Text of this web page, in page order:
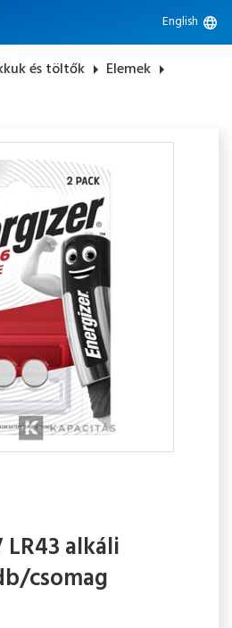
English language
és töltők arrow_right Elemek arrow_right
LR43 alkáli
csomag